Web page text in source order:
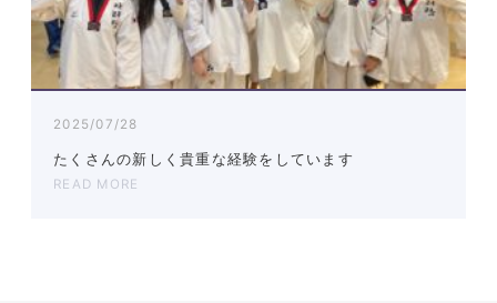
2025/07/28
たくさんの新しく貴重な経験をしています
READ MORE